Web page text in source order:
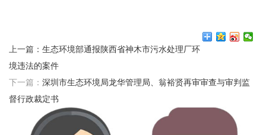
上一篇： 生态环境部通报陕西省神木市污水处理厂环
境违法的案件
下一篇： 深圳市生态环境局龙华管理局、翁裕贤再审审查与审判监
督行政裁定书